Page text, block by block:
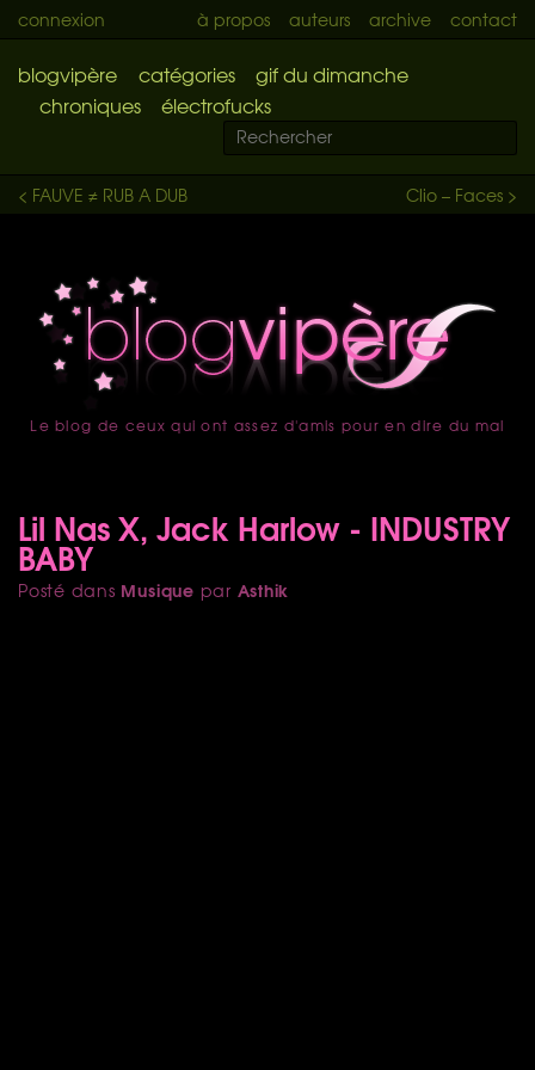
connexion à propos auteurs archive contact
blogvipère catégories
gif du dimanche
chroniques
électrofucks
Clio – Faces >
< FAUVE ≠ RUB A DUB
accueil
Le blog de ceux qui ont assez d'amis pour en dire du mal
Lil Nas X, Jack Harlow - INDUSTRY
BABY
Posté dans Musique par Asthik